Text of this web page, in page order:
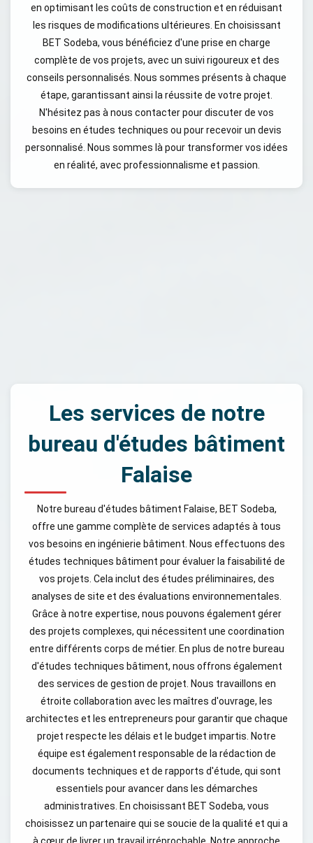
en optimisant les coûts de construction et en réduisant
les risques de modifications ultérieures. En choisissant
BET Sodeba, vous bénéficiez d'une prise en charge
complète de vos projets, avec un suivi rigoureux et des
conseils personnalisés. Nous sommes présents à chaque
étape, garantissant ainsi la réussite de votre projet.
N'hésitez pas à nous contacter pour discuter de vos
besoins en études techniques ou pour recevoir un devis
personnalisé. Nous sommes là pour transformer vos idées
en réalité, avec professionnalisme et passion.
Les services de notre
bureau d'études bâtiment
Falaise
Notre bureau d'études bâtiment Falaise, BET Sodeba,
offre une gamme complète de services adaptés à tous
vos besoins en ingénierie bâtiment. Nous effectuons des
études techniques bâtiment pour évaluer la faisabilité de
vos projets. Cela inclut des études préliminaires, des
analyses de site et des évaluations environnementales.
Grâce à notre expertise, nous pouvons également gérer
des projets complexes, qui nécessitent une coordination
entre différents corps de métier. En plus de notre bureau
d'études techniques bâtiment, nous offrons également
des services de gestion de projet. Nous travaillons en
étroite collaboration avec les maîtres d'ouvrage, les
architectes et les entrepreneurs pour garantir que chaque
projet respecte les délais et le budget impartis. Notre
équipe est également responsable de la rédaction de
documents techniques et de rapports d'étude, qui sont
essentiels pour avancer dans les démarches
administratives. En choisissant BET Sodeba, vous
choisissez un partenaire qui se soucie de la qualité et qui a